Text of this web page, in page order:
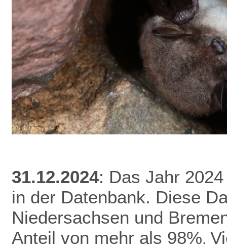
31.12.2024: Das Jahr
in der Datenbank. Diese
Niedersachsen und
Anteil von mehr als 98%.